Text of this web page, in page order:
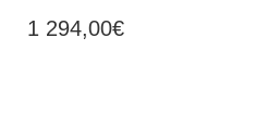
1 294,00€